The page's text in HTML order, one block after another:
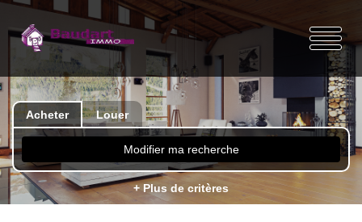
Acheter Louer
Modifier ma recherche
+ Plus de critères